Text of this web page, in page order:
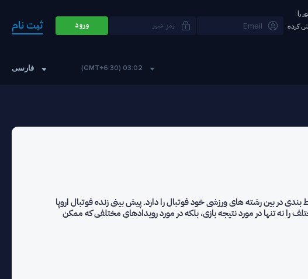
را
کرده
ورود ثبت نام
03:02 (GMT+6:30) فارسی
در بین رشته های ورزشی خود فوتبال را دارد. پیش بینی زنده فوتبال اروپا
نه تنها در مورد نتیجه بازی، بلکه در مورد رویدادهای مختلفی که ممکن